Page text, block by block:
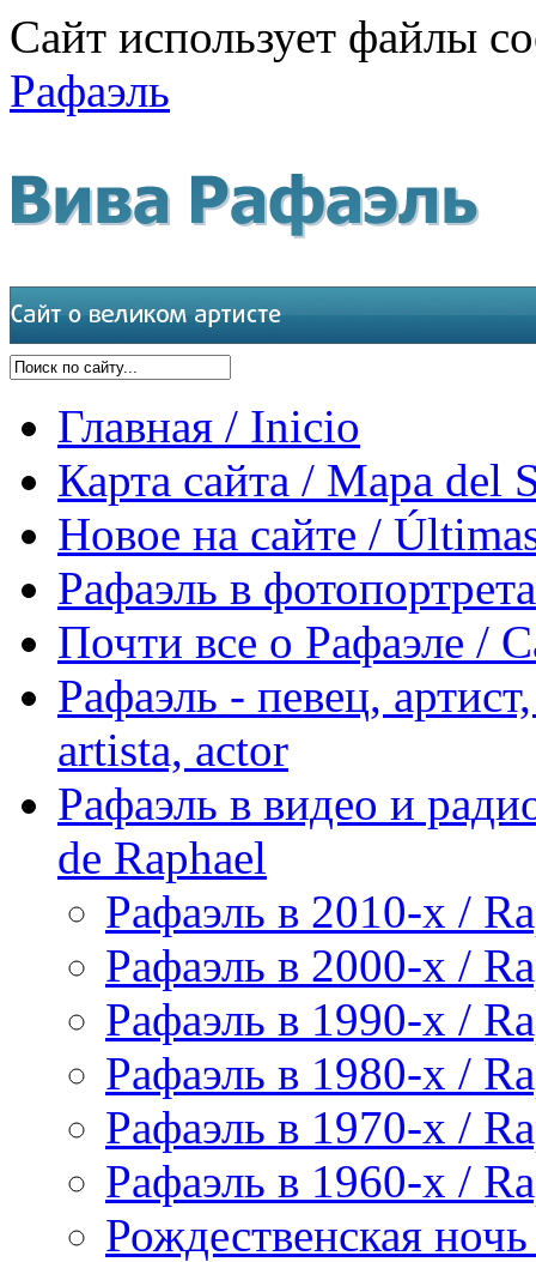
Сайт использует файлы
Рафаэль
Главная / Inicio
Карта сайта / Mapa del
Новое на сайте /
Рафаэль в
Почти все о Рафаэле /
Рафаэль - певец,
artista, actor
Рафаэль в видео и
de Raphael
Рафаэль в 2010-х /
Рафаэль в 2000-х /
Рафаэль в 1990-х /
Рафаэль в 1980-х /
Рафаэль в 1970-х /
Рафаэль в 1960-х /
Рождественская